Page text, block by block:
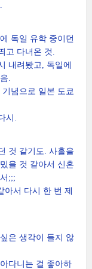
독일 유학 중이던
고 다녀온 것.
내려봤고, 독일에
.
기념으로 일본 도쿄
시.
것 같기도. 사흘을
을 것 같아서 신혼
;;;
아서 다시 한 번 제
은 생각이 들지 않
다니는 걸 좋아하